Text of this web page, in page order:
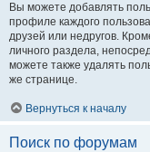
Вы можете добавлять
профиле каждого
друзей или недругов.
личного раздела,
можете также удалять
же странице.
Вернуться к началу
Поиск по форумам